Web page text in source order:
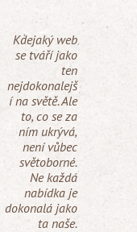
Kdejaký web
se tváří jako
ten
nejdokonalejš
í na světě. Ale
to, co se za
ním ukrývá,
není vůbec
světoborné.
Ne každá
nabídka je
dokonalá jako
ta naše.